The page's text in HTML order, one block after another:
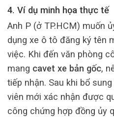
4. Ví dụ minh họa thực tế
Anh P (ở TP.HCM) muốn
dụng xe ô tô đăng ký tên
việc. Khi đến văn phòng
mang cavet xe bản gốc,
tiếp nhận. Sau khi bổ
viên mới xác nhận được
công chứng hợp đồng ủy